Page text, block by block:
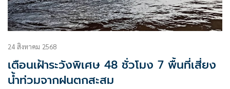
24 สิงหาคม 2568
เตือนเฝ้าระวังพิเศษ 48 ชั่วโมง 7 พื้นที่เสี่ยง
น้ำท่วมจากฝนตกสะสม